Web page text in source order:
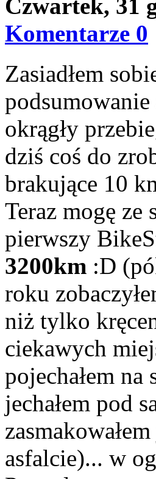
Czwartek, 31
Komentarze 0
Zasiadłem
podsumowanie
okrągły
dziś coś do
brakujące 10
Teraz mogę ze
pierwszy
3200km :D
roku
niż tylko
ciekawych
pojechałem
jechałem pod
asfalcie)... w